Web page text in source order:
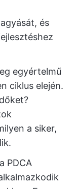
és
egyértelmű
ciklus elején.
a siker,
PDCA